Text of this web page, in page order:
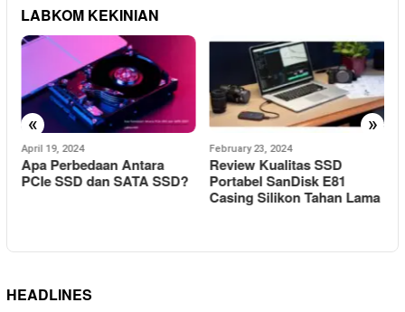
LABKOM KEKINIAN
« »
April 19, 2024
Apa Perbedaan Antara
PCIe SSD dan SATA SSD?
February 23, 2024
Review Kualitas SSD
Portabel SanDisk E81
Casing Silikon Tahan Lama
HEADLINES